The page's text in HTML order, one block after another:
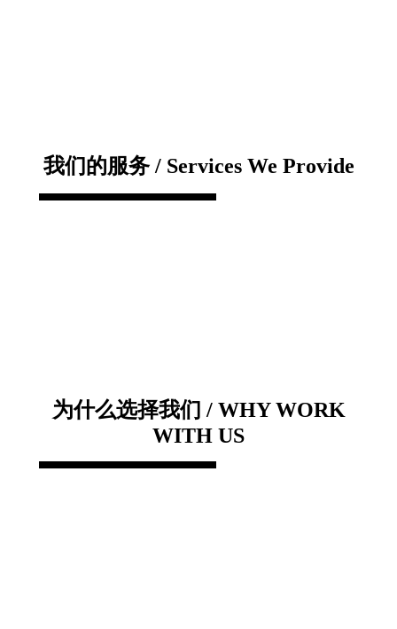
我们的服务 / Services We Provide
为什么选择我们 / WHY WORK
WITH US